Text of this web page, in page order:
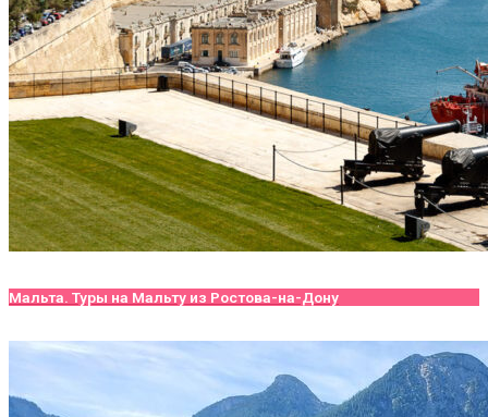
Мальта. Туры на Мальту из Ростова-на-Дону